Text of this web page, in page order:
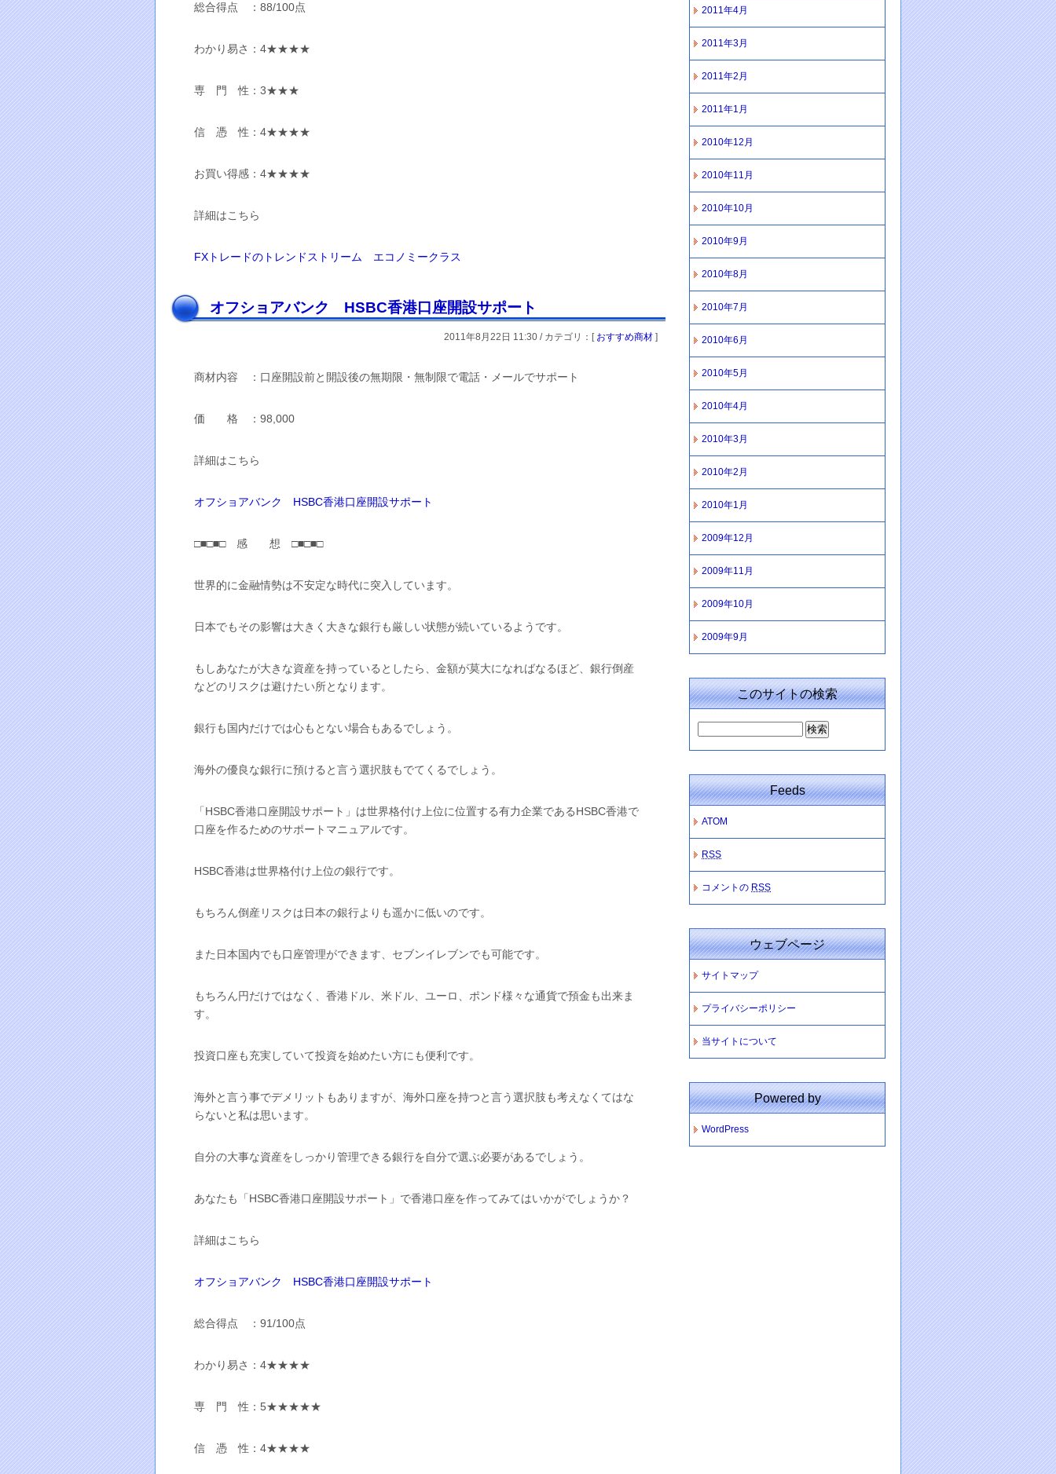
総合得点 ：88/100点
わかり易さ：4★★★★
専 門 性：3★★★
信 憑 性：4★★★★
お買い得感：4★★★★
詳細はこちら
FXトレードのトレンドストリーム エコノミークラス
オフショアバンク HSBC香港口座開設サポート
2011年8月22日 11:30 / カテゴリ：[ おすすめ商材 ]
商材内容 ：口座開設前と開設後の無期限・無制限で電話・メールでサポート
価 格 ：98,000
詳細はこちら
オフショアバンク HSBC香港口座開設サポート
□■□■□ 感 想 □■□■□
世界的に金融情勢は不安定な時代に突入しています。
日本でもその影響は大きく大きな銀行も厳しい状態が続いているようです。
もしあなたが大きな資産を持っているとしたら、金額が莫大になればなるほど、銀行倒産
などのリスクは避けたい所となります。
銀行も国内だけでは心もとない場合もあるでしょう。
海外の優良な銀行に預けると言う選択肢もでてくるでしょう。
「HSBC香港口座開設サポート」は世界格付け上位に位置する有力企業であるHSBC香港で
口座を作るためのサポートマニュアルです。
HSBC香港は世界格付け上位の銀行です。
もちろん倒産リスクは日本の銀行よりも遥かに低いのです。
また日本国内でも口座管理ができます、セブンイレブンでも可能です。
もちろん円だけではなく、香港ドル、米ドル、ユーロ、ポンド様々な通貨で預金も出来ま
す。
投資口座も充実していて投資を始めたい方にも便利です。
海外と言う事でデメリットもありますが、海外口座を持つと言う選択肢も考えなくてはな
らないと私は思います。
自分の大事な資産をしっかり管理できる銀行を自分で選ぶ必要があるでしょう。
あなたも「HSBC香港口座開設サポート」で香港口座を作ってみてはいかがでしょうか？
詳細はこちら
オフショアバンク HSBC香港口座開設サポート
総合得点 ：91/100点
わかり易さ：4★★★★
専 門 性：5★★★★★
信 憑 性：4★★★★
2011年4月
2011年3月
2011年2月
2011年1月
2010年12月
2010年11月
2010年10月
2010年9月
2010年8月
2010年7月
2010年6月
2010年5月
2010年4月
2010年3月
2010年2月
2010年1月
2009年12月
2009年11月
2009年10月
2009年9月
このサイトの検索
Feeds
ATOM
RSS
コメントの RSS
ウェブページ
サイトマップ
プライバシーポリシー
当サイトについて
Powered by
WordPress